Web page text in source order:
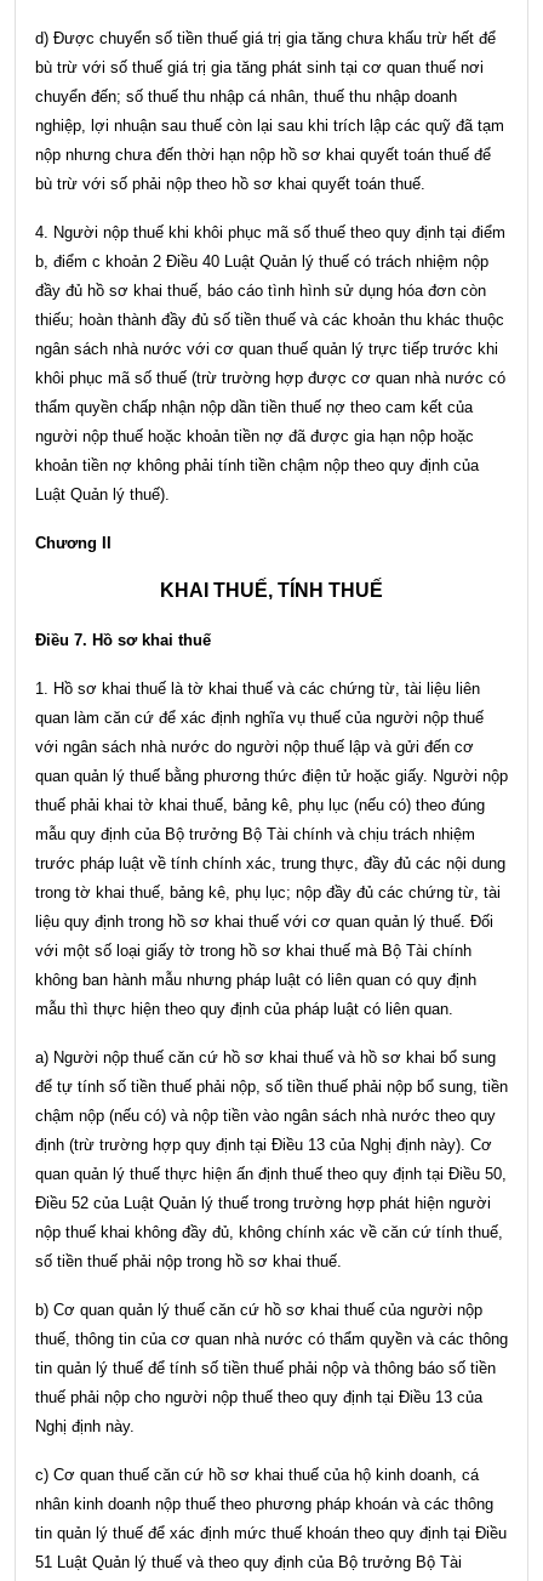
d) Được chuyển số tiền thuế giá trị gia tăng chưa khấu trừ hết để
bù trừ với số thuế giá trị gia tăng phát sinh tại cơ quan thuế nơi
chuyển đến; số thuế thu nhập cá nhân, thuế thu nhập doanh
nghiệp, lợi nhuận sau thuế còn lại sau khi trích lập các quỹ đã tạm
nộp nhưng chưa đến thời hạn nộp hồ sơ khai quyết toán thuế để
bù trừ với số phải nộp theo hồ sơ khai quyết toán thuế.
4. Người nộp thuế khi khôi phục mã số thuế theo quy định tại điểm
b, điểm c khoản 2 Điều 40 Luật Quản lý thuế có trách nhiệm nộp
đầy đủ hồ sơ khai thuế, báo cáo tình hình sử dụng hóa đơn còn
thiếu; hoàn thành đầy đủ số tiền thuế và các khoản thu khác thuộc
ngân sách nhà nước với cơ quan thuế quản lý trực tiếp trước khi
khôi phục mã số thuế (trừ trường hợp được cơ quan nhà nước có
thẩm quyền chấp nhận nộp dần tiền thuế nợ theo cam kết của
người nộp thuế hoặc khoản tiền nợ đã được gia hạn nộp hoặc
khoản tiền nợ không phải tính tiền chậm nộp theo quy định của
Luật Quản lý thuế).
Chương II
KHAI THUẾ, TÍNH THUẾ
Điều 7. Hồ sơ khai thuế
1. Hồ sơ khai thuế là tờ khai thuế và các chứng từ, tài liệu liên
quan làm căn cứ để xác định nghĩa vụ thuế của người nộp thuế
với ngân sách nhà nước do người nộp thuế lập và gửi đến cơ
quan quản lý thuế bằng phương thức điện tử hoặc giấy. Người nộp
thuế phải khai tờ khai thuế, bảng kê, phụ lục (nếu có) theo đúng
mẫu quy định của Bộ trưởng Bộ Tài chính và chịu trách nhiệm
trước pháp luật về tính chính xác, trung thực, đầy đủ các nội dung
trong tờ khai thuế, bảng kê, phụ lục; nộp đầy đủ các chứng từ, tài
liệu quy định trong hồ sơ khai thuế với cơ quan quản lý thuế. Đối
với một số loại giấy tờ trong hồ sơ khai thuế mà Bộ Tài chính
không ban hành mẫu nhưng pháp luật có liên quan có quy định
mẫu thì thực hiện theo quy định của pháp luật có liên quan.
a) Người nộp thuế căn cứ hồ sơ khai thuế và hồ sơ khai bổ sung
để tự tính số tiền thuế phải nộp, số tiền thuế phải nộp bổ sung, tiền
chậm nộp (nếu có) và nộp tiền vào ngân sách nhà nước theo quy
định (trừ trường hợp quy định tại Điều 13 của Nghị định này). Cơ
quan quản lý thuế thực hiện ấn định thuế theo quy định tại Điều 50,
Điều 52 của Luật Quản lý thuế trong trường hợp phát hiện người
nộp thuế khai không đầy đủ, không chính xác về căn cứ tính thuế,
số tiền thuế phải nộp trong hồ sơ khai thuế.
b) Cơ quan quản lý thuế căn cứ hồ sơ khai thuế của người nộp
thuế, thông tin của cơ quan nhà nước có thẩm quyền và các thông
tin quản lý thuế để tính số tiền thuế phải nộp và thông báo số tiền
thuế phải nộp cho người nộp thuế theo quy định tại Điều 13 của
Nghị định này.
c) Cơ quan thuế căn cứ hồ sơ khai thuế của hộ kinh doanh, cá
nhân kinh doanh nộp thuế theo phương pháp khoán và các thông
tin quản lý thuế để xác định mức thuế khoán theo quy định tại Điều
51 Luật Quản lý thuế và theo quy định của Bộ trưởng Bộ Tài